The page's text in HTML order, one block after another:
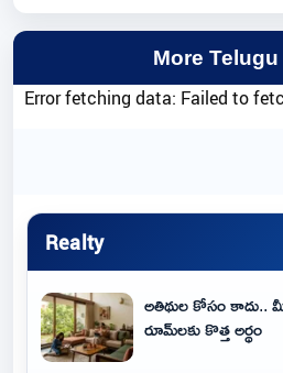
More Telugu
Error fetching data: Failed to
Realty
అతిథుల కోసం
రూమ్‌లకు కొత్త అర్థం